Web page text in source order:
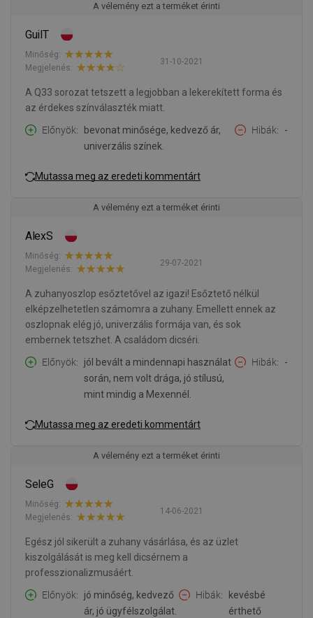
A vélemény ezt a terméket érinti
GuilT
31-10-2021
Minőség:
Megjelenés:
A Q33 sorozat tetszett a legjobban a lekerekített forma és
az érdekes színválaszték miatt.
Előnyök
bevonat minősége, kedvező ár,
univerzális színek.
Hibák -
Mutassa meg az eredeti kommentárt
A vélemény ezt a terméket érinti
AlexS
29-07-2021
Minőség:
Megjelenés:
A zuhanyoszlop esőztetővel az igazi! Esőztető nélkül
elképzelhetetlen számomra a zuhany. Emellett ennek az
oszlopnak elég jó, univerzális formája van, és sok
embernek tetszhet. A családom dicséri.
Előnyök
jól bevált a mindennapi használat
során, nem volt drága, jó stílusú,
mint mindig a Mexennél.
Hibák -
Mutassa meg az eredeti kommentárt
A vélemény ezt a terméket érinti
SeleG
14-06-2021
Minőség:
Megjelenés:
Egész jól sikerült a zuhany vásárlása, és az üzlet
kiszolgálását is meg kell dicsérnem a
professzionalizmusáért.
Előnyök
jó minőség, kedvező
ár, jó ügyfélszolgálat.
Hibák
kevésbé
érthető